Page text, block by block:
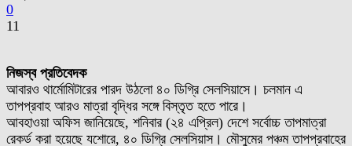
0
11
নিজস্ব প্রতিবেদক
আবারও থার্মোমিটারের পারদ উঠলো ৪০ ডিগ্রি সেলসিয়াসে। চলমান এ
তাপপ্রবাহ আরও মাত্রা বৃদ্ধির সঙ্গে বিস্তৃত হতে পারে।
আবহাওয়া অফিস জানিয়েছে, শনিবার (২৪ এপ্রিল) দেশে সর্বোচ্চ তাপমাত্রা
রেকর্ড করা হয়েছে যশোরে, ৪০ ডিগ্রি সেলসিয়াস। মৌসুমের পঞ্চম তাপপ্রবাহের